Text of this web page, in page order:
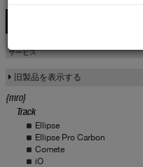
サービス
旧製品を表示する
{mro}
Track
Ellipse
Ellipse Pro Carbon
Comete
iO